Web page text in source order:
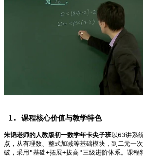
1. 课程核心价值与教学特色
朱韬老师的人教版初一数学年卡尖子班以63讲系
点，从有理数、整式加减等基础模块，到二元一
破，采用"基础+拓展+拔高"三级进阶体系。课程